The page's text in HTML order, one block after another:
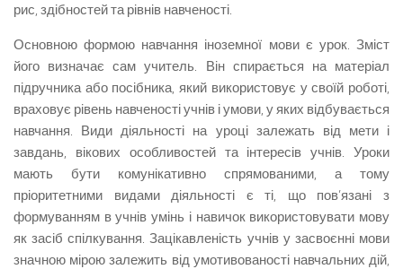
рис, здібностей та рівнів навченості.
Основною формою навчання іноземної мови є урок. Зміст
його визначає сам учитель. Він спирається на матеріал
підручника або посібника, який використовує у своїй роботі,
враховує рівень навченості учнів і умови, у яких відбувається
навчання. Види діяльності на уроці залежать від мети і
завдань, вікових особливостей та інтересів учнів. Уроки
мають бути комунікативно спрямованими, а тому
пріоритетними видами діяльності є ті, що пов’язані з
формуванням в учнів умінь і навичок використовувати мову
як засіб спілкування. Зацікавленість учнів у засвоєнні мови
значною мірою залежить від умотивованості навчальних дій,